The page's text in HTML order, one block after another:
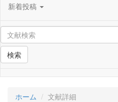
新着投稿
検索
ホーム 文献詳細